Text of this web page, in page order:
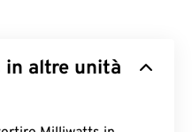
altre unità